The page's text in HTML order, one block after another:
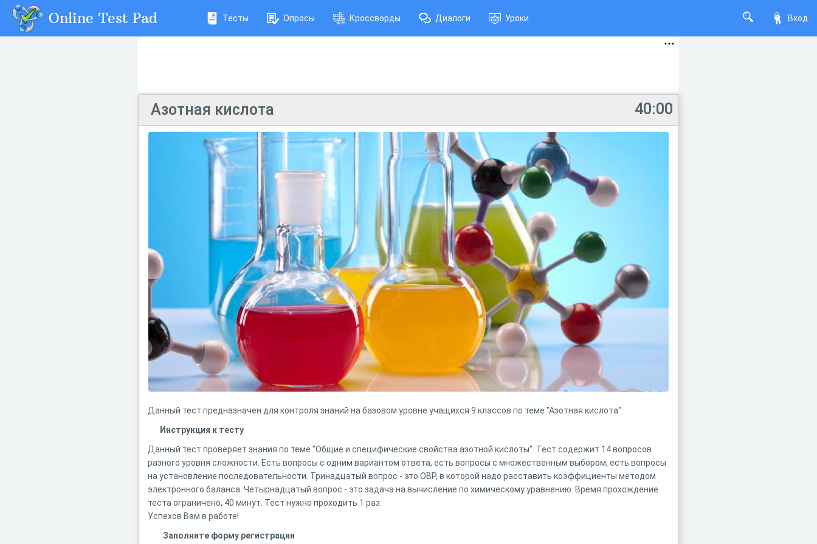
Вход
Online Test Pad Тесты Опросы Кроссворды Диалоги Уроки
40:00
Азотная кислота
Данный тест предназначен для контроля знаний на базовом уровне учащихся 9 классов по теме "Азотная кислота".
Инструкция к тесту
Данный тест проверяет знания по теме "Общие и специфические свойства азотной кислоты". Тест содержит 14 вопросов
разного уровня сложности. Есть вопросы с одним вариантом ответа, есть вопросы с множественным выбором, есть вопросы
на установление последовательности. Тринадцатый вопрос - это ОВР, в которой надо расставить коэффициенты методом
электронного баланса. Четырнадцатый вопрос - это задача на вычисление по химическому уравнению. Время прохождение
теста ограничено, 40 минут. Тест нужно проходить 1 раз.
Успехов Вам в работе!
Заполните форму регистрации